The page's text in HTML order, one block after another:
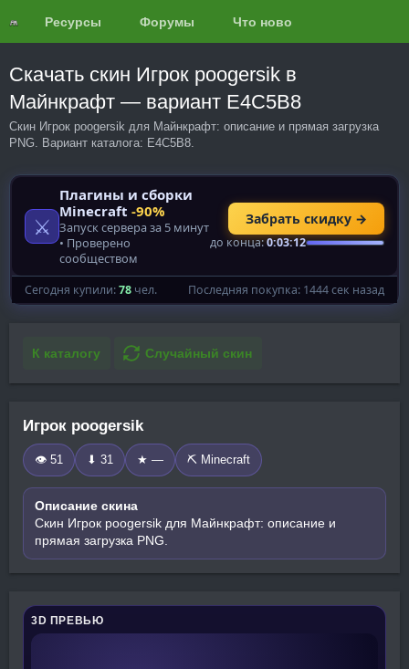
Ресурсы Форумы Что нового?
Скачать скин Игрок poogersik в
Майнкрафт — вариант E4C5B8
Скин Игрок poogersik для Майнкрафт: описание и прямая загрузка
PNG. Вариант каталога: E4C5B8.
К каталогу Случайный скин
Игрок poogersik
👁 51 ⬇ 31 ★ — ⛏️ Minecraft
Описание скина
Скин Игрок poogersik для Майнкрафт: описание и
прямая загрузка PNG.
3D ПРЕВЬЮ